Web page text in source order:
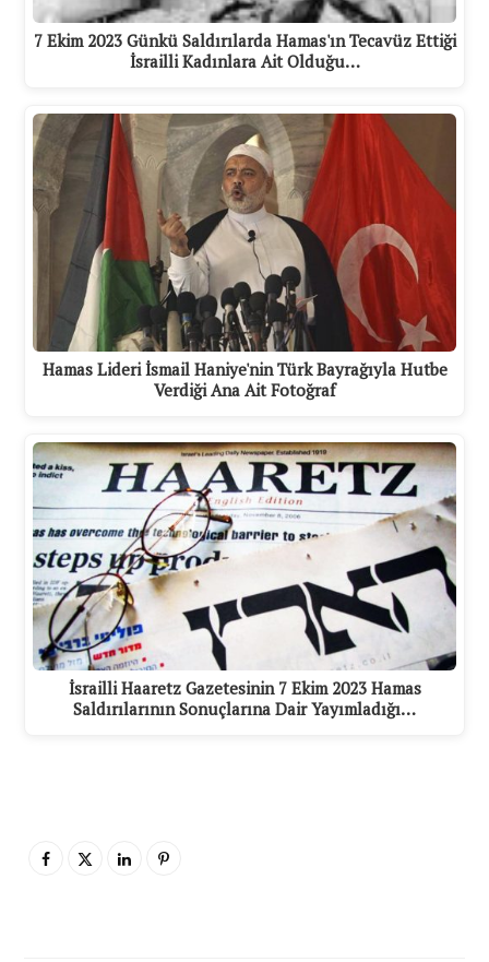
7 Ekim 2023 Günkü Saldırılarda Hamas'ın Tecavüz Ettiği
İsrailli Kadınlara Ait Olduğu…
Hamas Lideri İsmail Haniye'nin Türk Bayrağıyla Hutbe
Verdiği Ana Ait Fotoğraf
İsrailli Haaretz Gazetesinin 7 Ekim 2023 Hamas
Saldırılarının Sonuçlarına Dair Yayımladığı…